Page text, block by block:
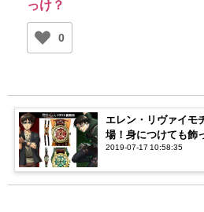
っけ？
0
エレン・リヴァイモ
場！身につけても飾
人】
2019-07-17 10:58:35